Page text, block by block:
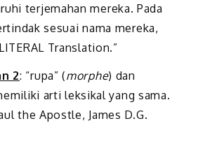
terjemahan mereka. Pada
sesuai nama mereka,
Translation.”
2: “rupa” (morphe) dan
arti leksikal yang sama.
the Apostle, James D.G.